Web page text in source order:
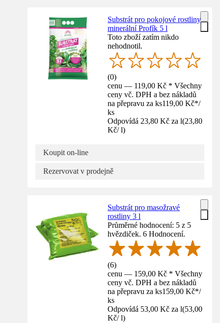
Substrát pro pokojové rostliny
minerální Profík 5 l
Toto zboží zatím nikdo
nehodnotil.
(0)
cenu — 119,00 Kč * Všechny
ceny vč. DPH a bez nákladů
na přepravu za ks119,00 Kč*/
ks
Odpovídá 23,80 Kč za l(23,80
Kč/ l)
Koupit on-line
Rezervovat v prodejně
Substrát pro masožravé
rostliny 3 l
Průměrné hodnocení: 5 z 5
hvězdiček. 6 Hodnocení.
(6)
cenu — 159,00 Kč * Všechny
ceny vč. DPH a bez nákladů
na přepravu za ks159,00 Kč*/
ks
Odpovídá 53,00 Kč za l(53,00
Kč/ l)